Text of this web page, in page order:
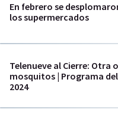
En febrero se
los supermercados
Telenueve al Cierre: Otra
mosquitos | Programa
2024